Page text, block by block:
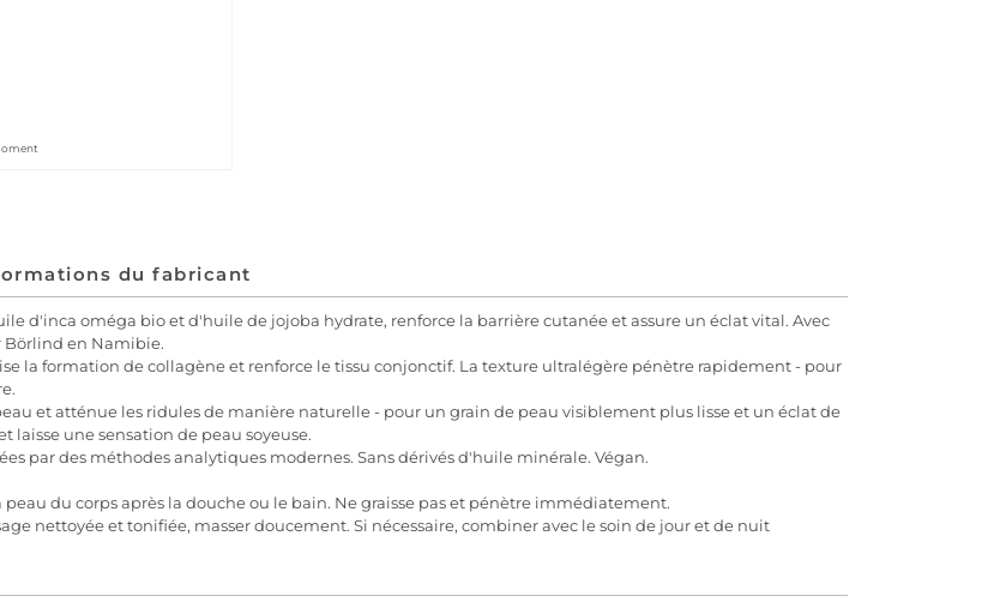
du fabricant
d'inca oméga bio et d'huile de jojoba hydrate, renforce la barrière cutanée et assure un éclat vital. Avec
Börlind en Namibie.
la formation de collagène et renforce le tissu conjonctif. La texture ultralégère pénètre rapidement - pour
et atténue les ridules de manière naturelle - pour un grain de peau visiblement plus lisse et un éclat de
laisse une sensation de peau soyeuse.
par des méthodes analytiques modernes. Sans dérivés d'huile minérale. Végan.
du corps après la douche ou le bain. Ne graisse pas et pénètre immédiatement.
nettoyée et tonifiée, masser doucement. Si nécessaire, combiner avec le soin de jour et de nuit